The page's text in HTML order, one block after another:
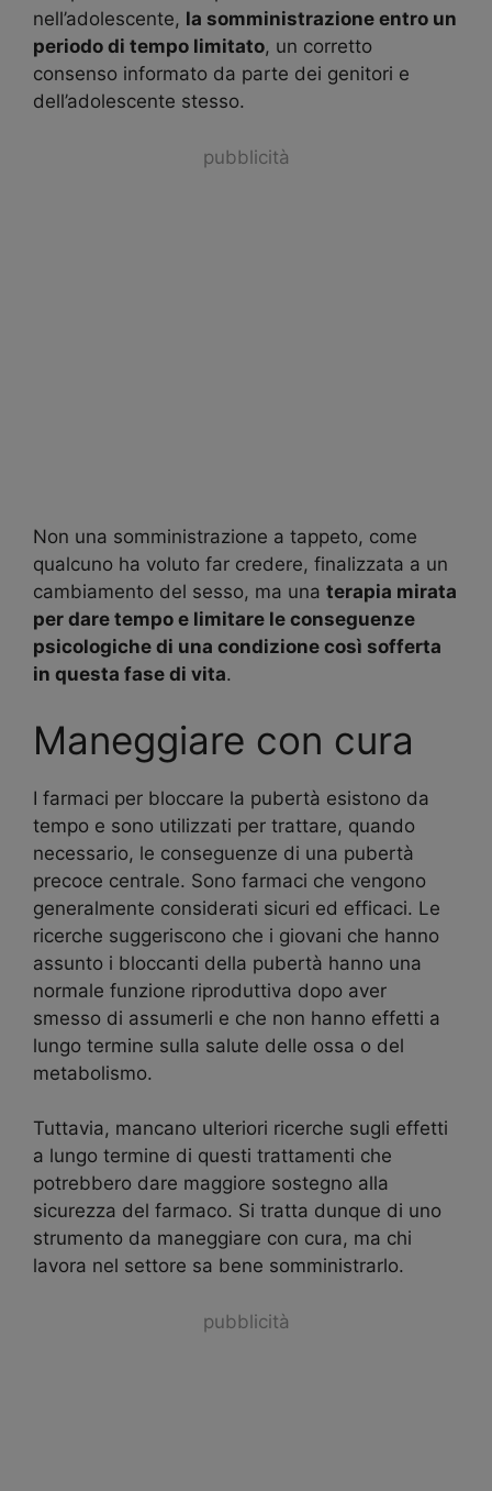
nell’adolescente, la somministrazione entro un
periodo di tempo limitato, un corretto
consenso informato da parte dei genitori e
dell’adolescente stesso.
pubblicità
Non una somministrazione a tappeto, come
qualcuno ha voluto far credere, finalizzata a un
cambiamento del sesso, ma una terapia mirata
per dare tempo e limitare le conseguenze
psicologiche di una condizione così sofferta
in questa fase di vita.
Maneggiare con cura
I farmaci per bloccare la pubertà esistono da
tempo e sono utilizzati per trattare, quando
necessario, le conseguenze di una pubertà
precoce centrale. Sono farmaci che vengono
generalmente considerati sicuri ed efficaci. Le
ricerche suggeriscono che i giovani che hanno
assunto i bloccanti della pubertà hanno una
normale funzione riproduttiva dopo aver
smesso di assumerli e che non hanno effetti a
lungo termine sulla salute delle ossa o del
metabolismo.
Tuttavia, mancano ulteriori ricerche sugli effetti
a lungo termine di questi trattamenti che
potrebbero dare maggiore sostegno alla
sicurezza del farmaco. Si tratta dunque di uno
strumento da maneggiare con cura, ma chi
lavora nel settore sa bene somministrarlo.
pubblicità